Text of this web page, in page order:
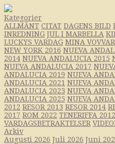
Kategorier
ALLMÄNT CITAT DAGENS BILD
INREDNING JUL I MARBELLA
LUCKYS VARDAG MINA VOVVAR
NEW YORK 2016 NUEVA
2014 NUEVA ANDALUCIA 2015
NUEVA ANDALUCIA 2017
ANDALUCIA 2019 NUEVA
ANDALUCIA 2021 NUEVA
ANDALUCIA 2023 NUEVA
ANDALUCIA 2025 NUEVA
2012 RESOR 2013 RESOR 2014
2017 ROM 2022 TENERIFFA
VARDAGSBETRAKTELSER
Arkiv
Augusti 2026 Juli 2026 Juni